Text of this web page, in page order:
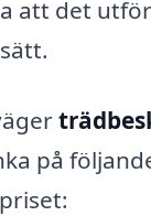
att det
på